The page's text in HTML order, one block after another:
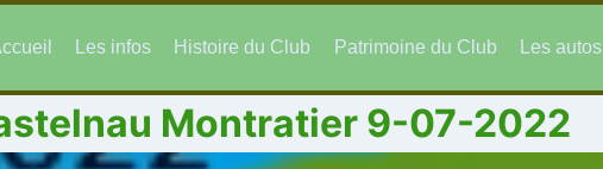
Les infos Histoire du Club Patrimoine du Club Les autos
Montratier 9-07-2022